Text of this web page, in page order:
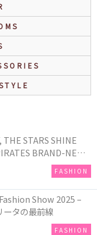
THE STARS SHINE
BRAND-NEW
FASHION
Show 2025 –
ータの最前線
FASHION